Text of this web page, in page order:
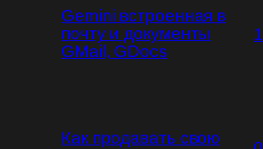
Gemini встроенная в
почту и документы
GMail, GDocs
Как продавать свою